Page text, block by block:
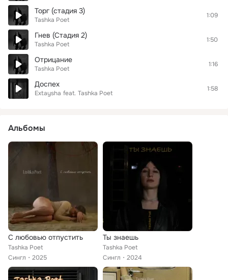
Торг (стадия 3)
Tashka Poet
1:09
Гнев (Стадия 2)
Tashka Poet
1:50
Отрицание
Tashka Poet
1:16
Доспех
Extaysha feat. Tashka Poet
1:58
Альбомы
С любовью отпустить
Tashka Poet
Сингл
2025
Ты знаешь
Tashka Poet
Сингл
2024